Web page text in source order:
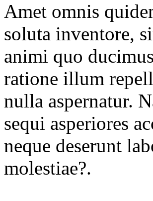
Amet omnis
soluta inventore,
animi quo
ratione illum
nulla aspernatur.
sequi asperiores
neque deserunt
molestiae?.